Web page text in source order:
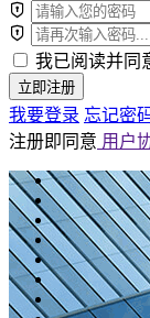
我已阅读并同
立即注册
我要登录 忘记密
注册即同意 用户